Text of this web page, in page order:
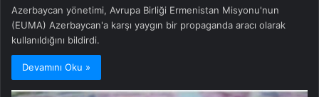
Azerbaycan yönetimi, Avrupa Birliği Ermenistan Misyonu'nun
(EUMA) Azerbaycan'a karşı yaygın bir propaganda aracı olarak
kullanıldığını bildirdi.
Devamını Oku »